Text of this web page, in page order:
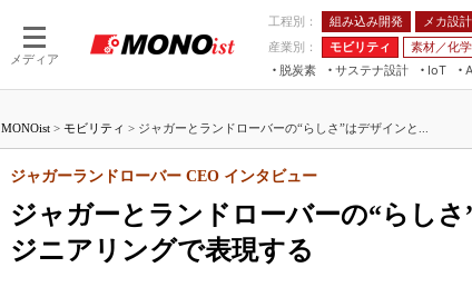
メディア
工程別： 組み込み開発 メカ設計
産業別：
モビリティ 素材／化学
脱炭素
サステナ設計
IoT
つながる工場
つながるサービス
AI×設備保全
Physical AI
JIMTOF
IIFES
フ
MONOist > モビリティ > ジャガーとランドローバーの“らしさ”はデザインと...
ジャガーとランドローバーの“らし
ジニアリングで表現する
ジャガーランドローバー CEO インタビュー